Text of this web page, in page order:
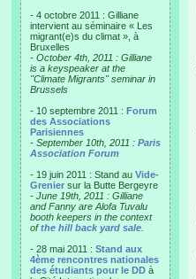
- 4 octobre 2011 : Gilliane
intervient au séminaire « Les
migrant(e)s du climat », à
Bruxelles
- October 4th, 2011 : Gilliane
is a keyspeaker at the
"Climate Migrants" seminar in
Brussels
- 10 septembre 2011 : Forum
des Associations
Parisiennes
- September 10th, 2011 : Paris
Association Forum
- 19 juin 2011 : Stand au Vide-
Grenier sur la Butte Bergeyre
- June 19th, 2011 : Gilliane
and Fanny are Alofa Tuvalu
booth keepers in the context
ofthe hill back yard sale
- 28 mai 2011 : Stand aux
4ème rencontres nationales
des étudiants pour le DD à